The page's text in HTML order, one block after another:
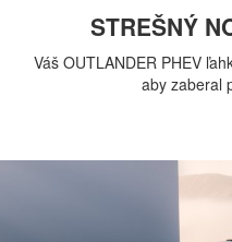
STREŠNÝ
Váš OUTLANDER PHEV
aby zaberal